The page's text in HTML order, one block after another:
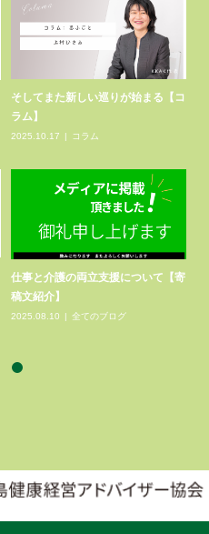
そしてまた新しい巡りが始まる【コ
ラム】
2025.10.17 コラム
仕事と介護の両立支援について【寄
稿文紹介】
2025.08.10 全てのブログ